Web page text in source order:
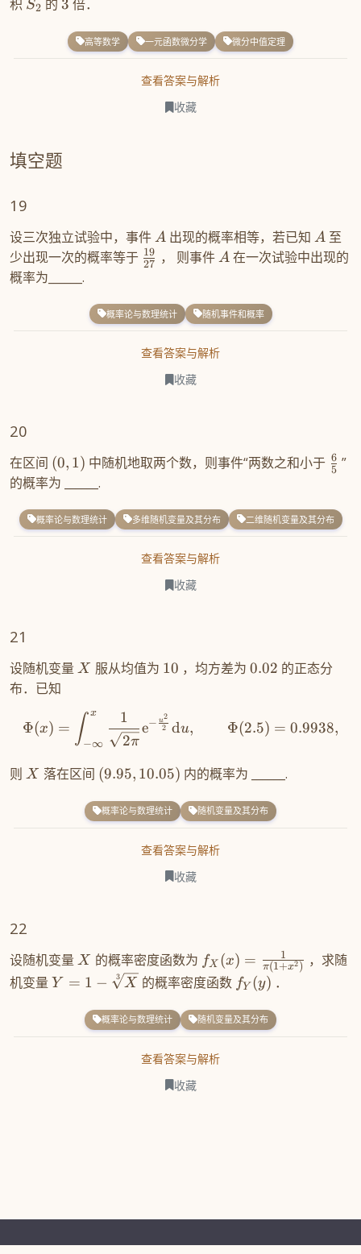
积 S2 的3 倍．
高等数学 一元函数微分学 微分中值定理
查看答案与解析
收藏
填空题
19
设三次独立试验中，事件 A 出现的概率相等，若已知 A 至
少出现一次的概率等于 27
19 ， 则事件 A在一次试验中出现的
概率为______.
概率论与数理统计 随机事件和概率
查看答案与解析
收藏
20
在区间 (0, 1) 中随机地取两个数，则事件“两数之和小于 5
6 ”
的概率为 ______.
概率论与数理统计 多维随机变量及其分布 二维随机变量及其分布
查看答案与解析
收藏
21
设随机变量 X 服从均值为 10 ，均方差为 0.02 的正态分
布．已知
Φ(x) = ∫−∞
x
2π
1
e− 2
u2
du, Φ(2.5) = 0.9938,
则 X 落在区间 (9.95, 10.05) 内的概率为 ______.
概率论与数理统计 随机变量及其分布
查看答案与解析
收藏
22
设随机变量 X 的概率密度函数为 fX (x) = π(1+x2)
1
，求随
机变量 Y = 1 − 3 X 的概率密度函数 fY (y) ．
概率论与数理统计 随机变量及其分布
查看答案与解析
收藏